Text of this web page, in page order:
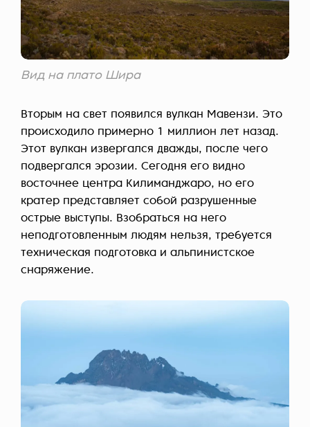
Вид на плато Шира
Вторым на свет появился вулкан Мавензи. Это
происходило примерно 1 миллион лет назад.
Этот вулкан извергался дважды, после чего
подвергался эрозии. Сегодня его видно
восточнее центра Килиманджаро, но его
кратер представляет собой разрушенные
острые выступы. Взобраться на него
неподготовленным людям нельзя, требуется
техническая подготовка и альпинистское
снаряжение.